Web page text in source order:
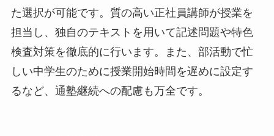
た選択が可能です。質の高い正社員講師が授業を
担当し、独自のテキストを用いて記述問題や特色
検査対策を徹底的に行います。また、部活動で忙
しい中学生のために授業開始時間を遅めに設定す
るなど、通塾継続への配慮も万全です。